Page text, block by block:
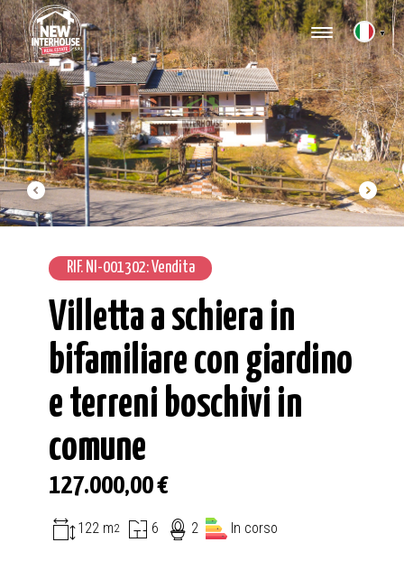
▼
RIF. NI-001302: Vendita
Villetta a schiera in
bifamiliare con giardino
e terreni boschivi in
comune
127.000,00 €
122 m2 6 2 In corso